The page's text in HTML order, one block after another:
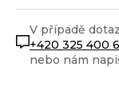
V případě
+420 325 400
nebo nám